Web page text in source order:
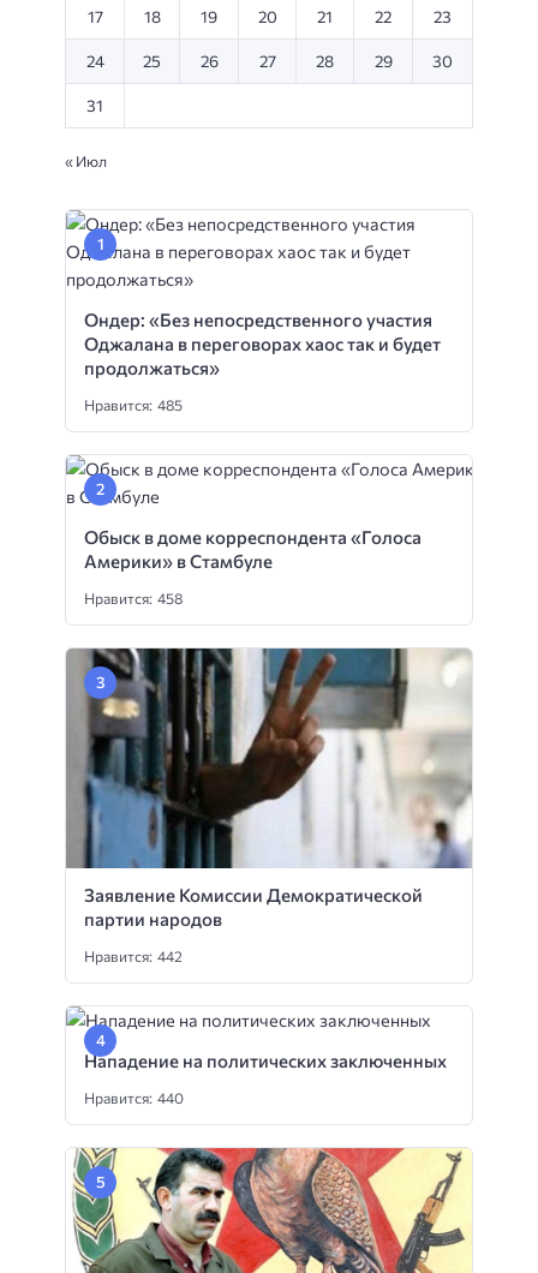
17 18 19 20 21 22 23
24 25 26 27 28 29 30
31
« Июл
Ондер: «Без непосредственного участия
Оджалана в переговорах хаос так и будет
продолжаться»
Нравится: 485
Обыск в доме корреспондента «Голоса
Америки» в Стамбуле
Нравится: 458
Заявление Комиссии Демократической
партии народов
Нравится: 442
Нападение на политических заключенных
Нравится: 440